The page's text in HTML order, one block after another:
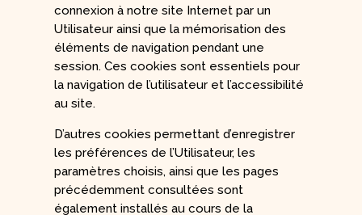
connexion à notre site Internet par un
Utilisateur ainsi que la mémorisation des
éléments de navigation pendant une
session. Ces cookies sont essentiels pour
la navigation de l’utilisateur et l’accessibilité
au site.
D’autres cookies permettant d’enregistrer
les préférences de l’Utilisateur, les
paramètres choisis, ainsi que les pages
précédemment consultées sont
également installés au cours de la